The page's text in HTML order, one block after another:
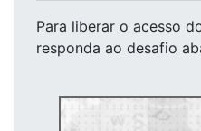
Para liberar o acesso
responda ao desafio